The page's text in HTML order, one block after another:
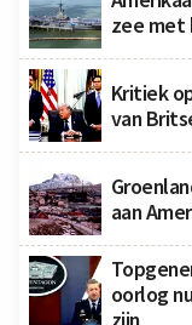
zee met
Kritiek
van
aan
oorlog